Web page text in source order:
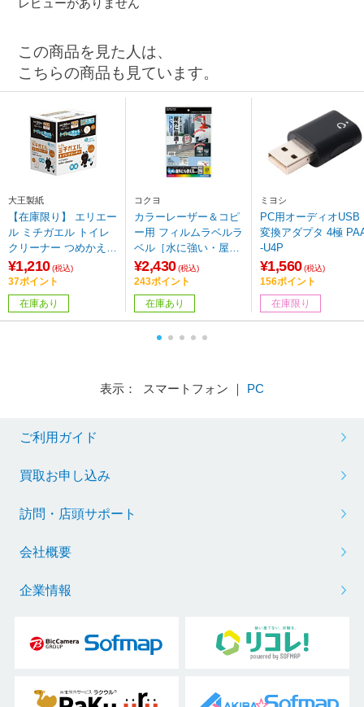
レビューがありません
この商品を見た人は、
こちらの商品も見ています。
大王製紙
【在庫限り】 エリエー
ル ミチガエル トイレ
クリーナー つめかえ用
100枚
¥1,210 (税込)
37ポイント
在庫あり
コクヨ
カラーレーザー＆コピ
ー用 フィルムラベルラ
ベル［水に強い・屋外
にも使えるタイプ］
（A4サイズ・27面・1
0枚） LBP-OD127W-
10
¥2,430 (税込)
243ポイント
在庫あり
ミヨシ
PC用オーディオUSB
変換アダプタ 4極
-U4P
¥1,560 (税込)
156ポイント
在庫限り
表示： スマートフォン ｜ PC
ご利用ガイド
買取お申し込み
訪問・店頭サポート
会社概要
企業情報